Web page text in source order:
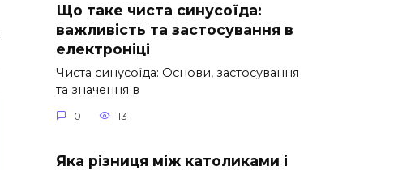
Що таке чиста синусоїда:
важливість та застосування в
електроніці
Чиста синусоїда: Основи, застосування
та значення в
0 13
Яка різниця між католиками і